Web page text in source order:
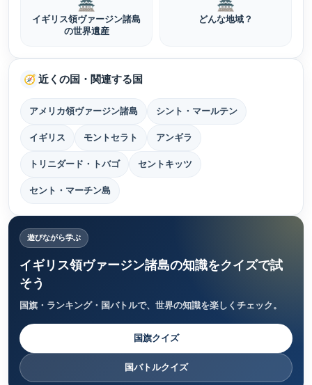
🏯
イギリス領ヴァージン諸島
の世界遺産
🏯
どんな地域？
🧭 近くの国・関連する国
アメリカ領ヴァージン諸島 シント・マールテン
イギリス モントセラト アンギラ
トリニダード・トバゴ セントキッツ
セント・マーチン島
遊びながら学ぶ
イギリス領ヴァージン諸島の知識をクイズで試
そう
国旗・ランキング・国バトルで、世界の知識を楽しくチェック。
国旗クイズ
国バトルクイズ